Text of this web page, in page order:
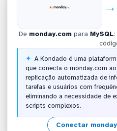
→
De monday.compara MySQL:
A Kondado é uma
que conecta o monday.com
replicação automatizada de
tarefas e usuários com
eliminando a necessidade de
scripts complexos.
Conectar